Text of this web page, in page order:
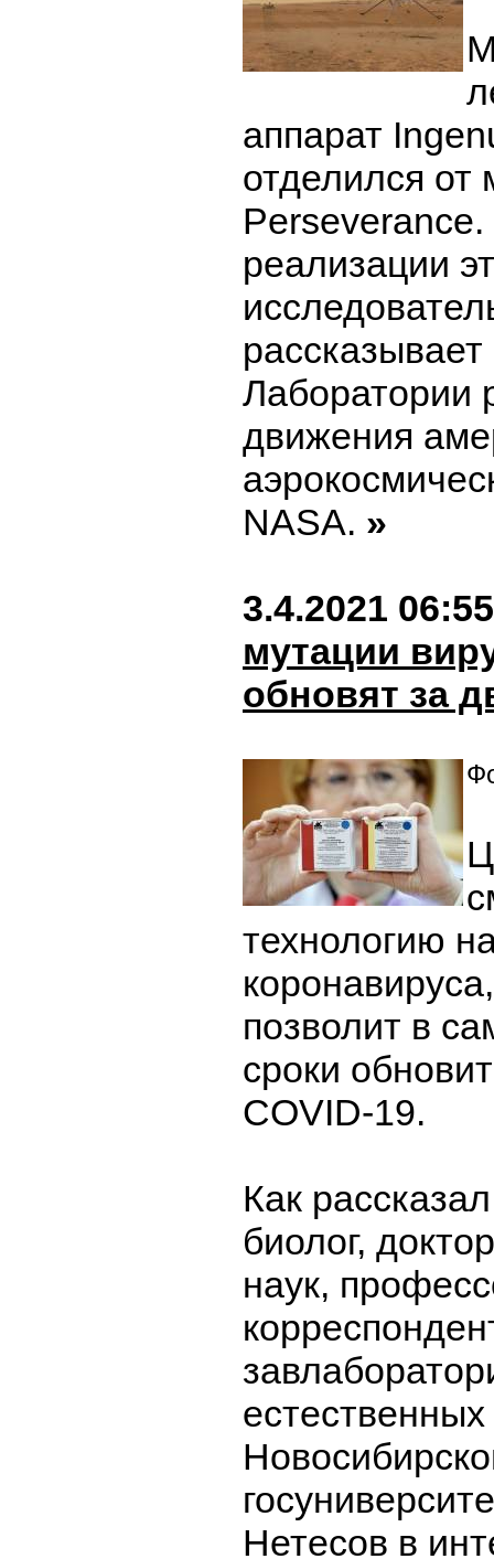
аппарат
отделился от
реализации
Лаборатории
движения
NASA. »
3.4.2021 06:55
мутации
обновят за
технологию
позволит в
сроки
COVID-19.
Как
биолог,
наук,
естественных
Нетесов в